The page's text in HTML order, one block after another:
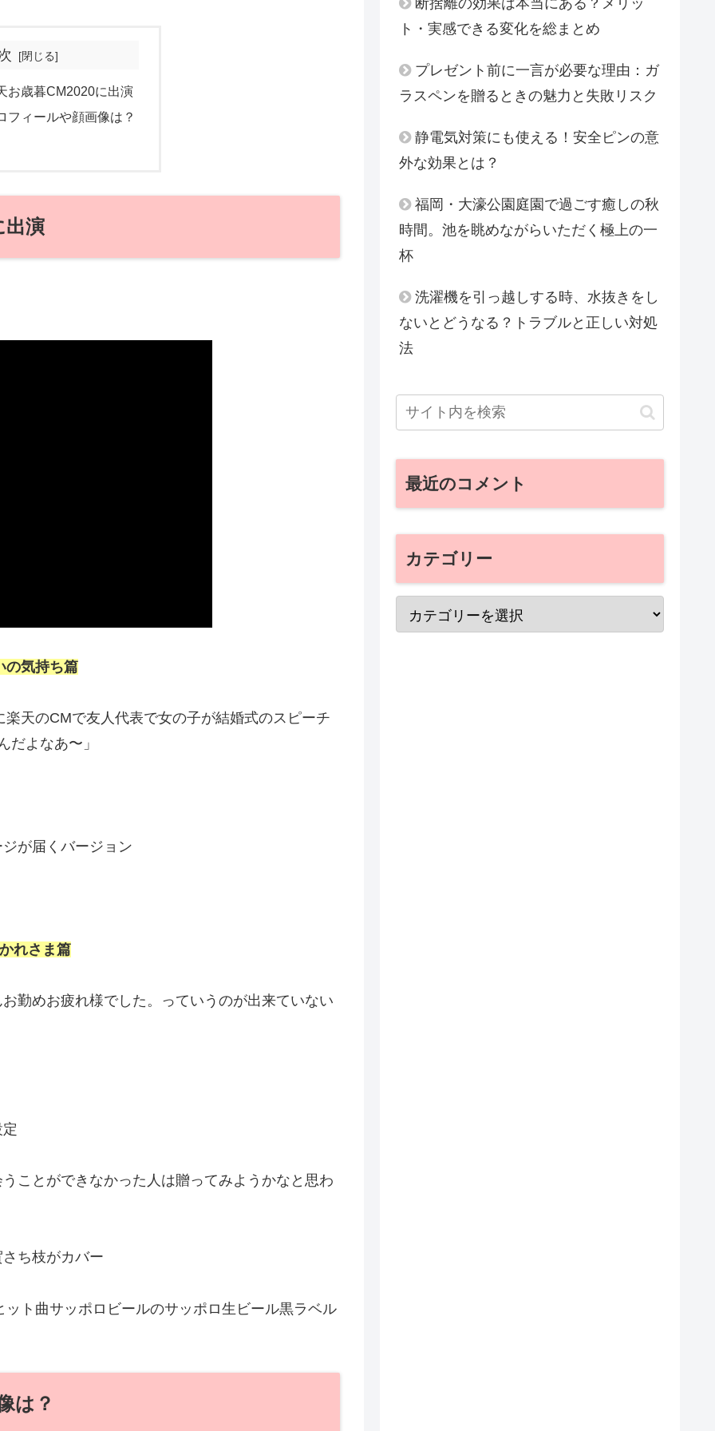
お歳暮CM2020に出演
フィールや顔画像は？
出演
の気持ち篇
天のCMで友人代表で女の子が結婚式のスピーチ
だよなあ〜」
が届くバージョン
れさま篇
勤めお疲れ様でした。っていうのが出来ていない
ことができなかった人は贈ってみようかなと思わ
ち枝がカバー
ト曲サッポロビールのサッポロ生ビール黒ラベル
は？
ト・実感できる変化を総まとめ
プレゼント前に一言が必要な理由：ガ
ラスペンを贈るときの魅力と失敗リスク
静電気対策にも使える！安全ピンの意
外な効果とは？
福岡・大濠公園庭園で過ごす癒しの秋
時間。池を眺めながらいただく極上の一
杯
洗濯機を引っ越しする時、水抜きをし
ないとどうなる？トラブルと正しい対処
法
最近のコメント
カテゴリー